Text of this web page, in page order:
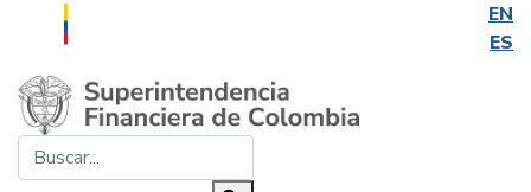
EN
ES
Saltar al contenido principal